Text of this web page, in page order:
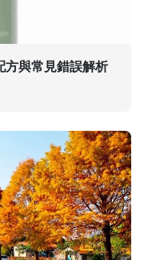
方與常見錯誤解析